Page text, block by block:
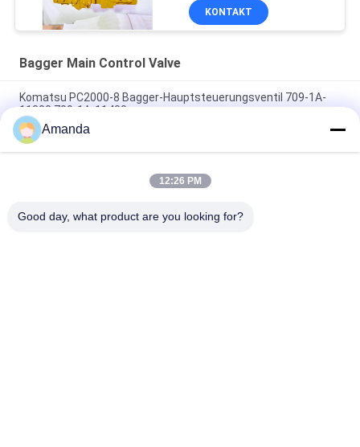
KONTAKT
Bagger Main Control Valve
Komatsu PC2000-8 Bagger-Hauptsteuerungsventil 709-1A-
11300 709-1A-11400
PC160LC-7 PC160-7 Steuerventil Bagger Komatsu, 723-57-
16100 Bagger Hauptteile
VOE14541591 Bohrer-Hauptsteuerventil für Volvo EC290B
Amanda
12:26 PM
Good day, what product are you looking for?